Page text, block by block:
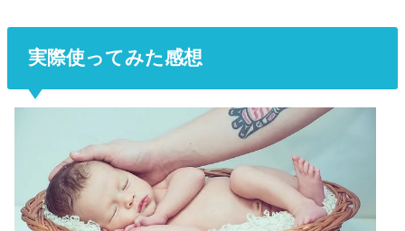
実際使ってみた感想